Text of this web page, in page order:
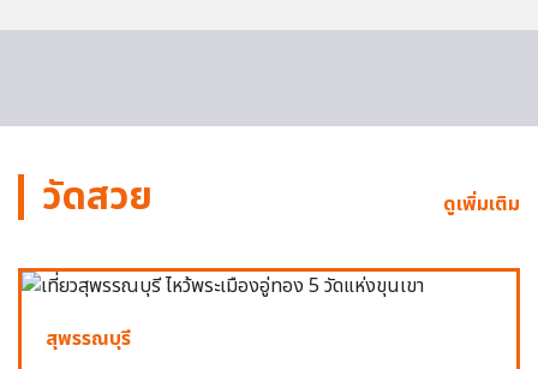
วัดสวย ดูเพิ่มเติม
สุพรรณบุรี